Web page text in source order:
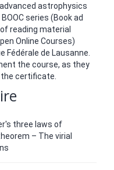
astrophysics
series (Book ad
reading material
Online Courses)
Fédérale de Lausanne.
the course, as they
the certificate.
three laws of
– The virial